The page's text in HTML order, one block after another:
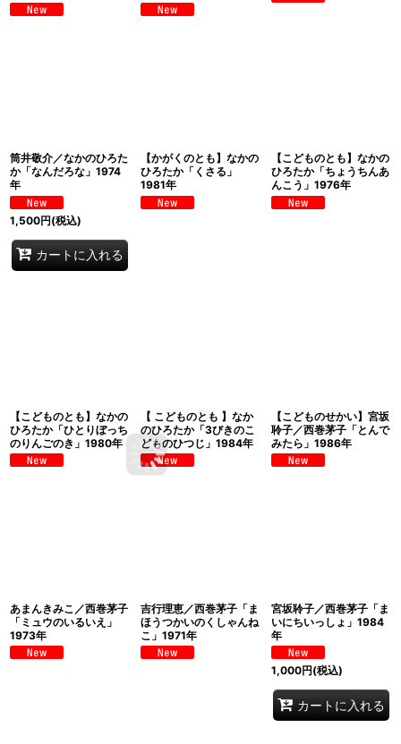
筒井敬介／なかのひろた
か「なんだろな」1974
年
1,500円(税込)
カートに入れる
【かがくのとも】なかの
ひろたか「くさる」
1981年
【こどものとも】なかの
ひろたか「ちょうちんあ
んこう」1976年
【こどものとも】なかの
ひろたか「ひとりぼっち
のりんごのき」1980年
【 こどものとも 】なか
のひろたか「3びきのこ
どものひつじ」1984年
【こどものせかい】宮坂
聆子／西巻茅子「とんで
みたら」1986年
あまんきみこ／西巻茅子
「ミュウのいるいえ」
1973年
吉行理恵／西巻茅子「ま
ほうつかいのくしゃんね
こ」1971年
宮坂聆子／西巻茅子「ま
いにちいっしょ」1984
年
1,000円(税込)
カートに入れる